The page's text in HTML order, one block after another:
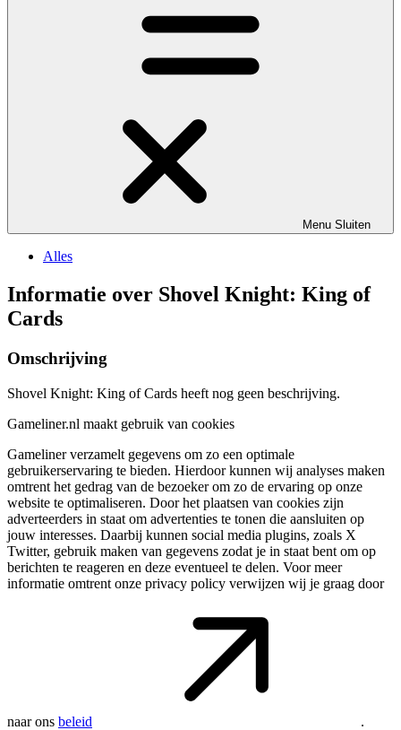
Menu Sluiten
Alles
Informatie over Shovel Knight: King of
Cards
Omschrijving
Shovel Knight: King of Cards heeft nog geen beschrijving.
Gameliner.nl maakt gebruik van cookies
Gameliner verzamelt gegevens om zo een optimale
gebruikerservaring te bieden. Hierdoor kunnen wij analyses maken
omtrent het gedrag van de bezoeker om zo de ervaring op onze
website te optimaliseren. Door het plaatsen van cookies zijn
adverteerders in staat om advertenties te tonen die aansluiten op
jouw interesses. Daarbij kunnen social media plugins, zoals X
Twitter, gebruik maken van gegevens zodat je in staat bent om op
berichten te reageren en deze eventueel te delen. Voor meer
informatie omtrent onze privacy policy verwijzen wij je graag door
naar ons beleid .